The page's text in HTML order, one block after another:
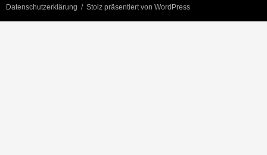
Datenschutzerklärung Stolz präsentiert von WordPress